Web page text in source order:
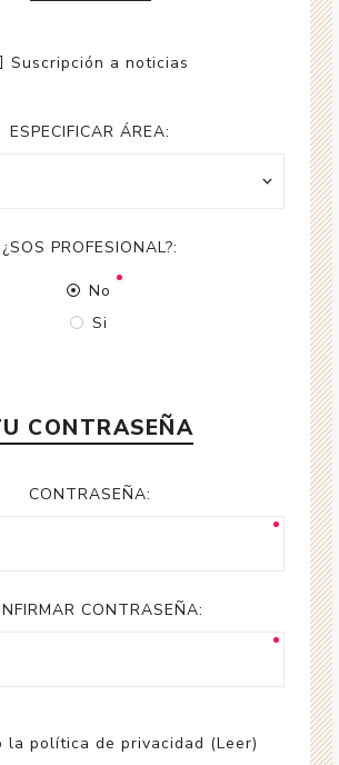
Suscripción a noticias
ESPECIFICAR ÁREA:
¿SOS PROFESIONAL?:
No
Si
CONTRASEÑA
CONTRASEÑA:
CONTRASEÑA:
la política de privacidad (Leer)